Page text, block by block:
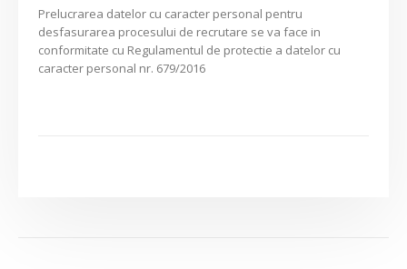
Prelucrarea datelor cu caracter personal pentru
desfasurarea procesului de recrutare se va face in
conformitate cu Regulamentul de protectie a datelor cu
caracter personal nr. 679/2016